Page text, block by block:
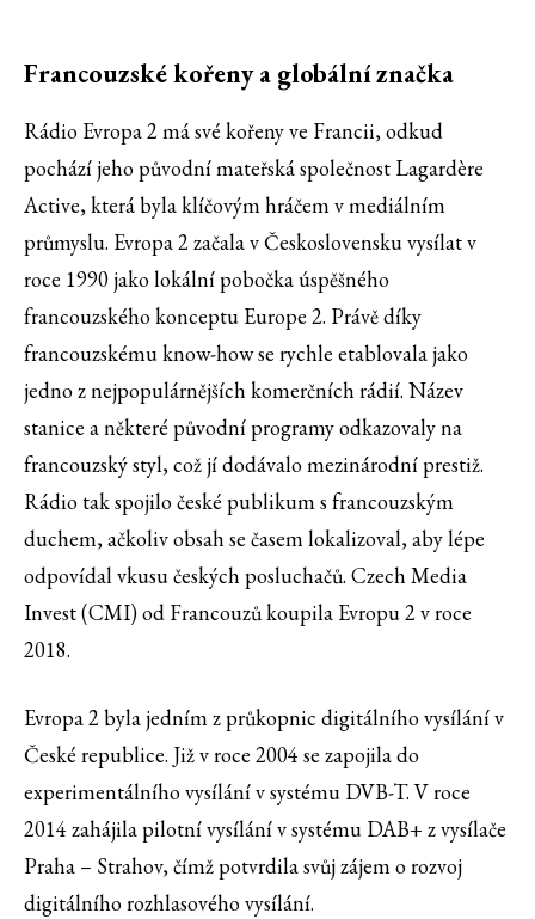
Francouzské kořeny a globální značka
Rádio Evropa 2 má své kořeny ve Francii, odkud
pochází jeho původní mateřská společnost Lagardère
Active, která byla klíčovým hráčem v mediálním
průmyslu. Evropa 2 začala v Československu vysílat v
roce 1990 jako lokální pobočka úspěšného
francouzského konceptu Europe 2. Právě díky
francouzskému know-how se rychle etablovala jako
jedno z nejpopulárnějších komerčních rádií. Název
stanice a některé původní programy odkazovaly na
francouzský styl, což jí dodávalo mezinárodní prestiž.
Rádio tak spojilo české publikum s francouzským
duchem, ačkoliv obsah se časem lokalizoval, aby lépe
odpovídal vkusu českých posluchačů. Czech Media
Invest (CMI) od Francouzů koupila Evropu 2 v roce
2018.
Evropa 2 byla jedním z průkopnic digitálního vysílání v
České republice. Již v roce 2004 se zapojila do
experimentálního vysílání v systému DVB-T. V roce
2014 zahájila pilotní vysílání v systému DAB+ z vysílače
Praha – Strahov, čímž potvrdila svůj zájem o rozvoj
digitálního rozhlasového vysílání.